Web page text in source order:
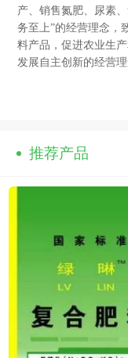
产、销售氮肥、尿素
务至上”的经营理念，
料产品，促进农业生
发展自主创新的经营理
推荐产品